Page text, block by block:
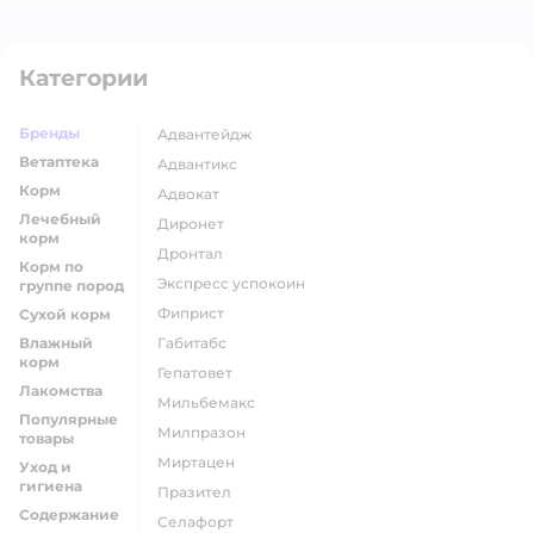
Категории
Бренды
Ветаптека
Корм
Лечебный
корм
Корм по
группе пород
Сухой корм
Влажный
корм
Лакомства
Популярные
товары
Уход и
гигиена
Содержание
адвантейдж
адвантикс
адвокат
диронет
дронтал
экспресс успокоин
фиприст
габитабс
гепатовет
мильбемакс
милпразон
миртацен
празител
селафорт